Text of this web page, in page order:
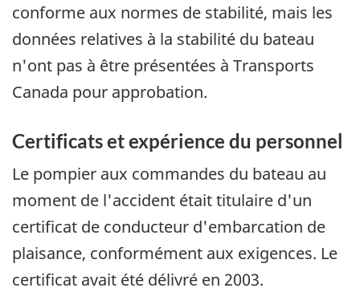
conforme aux normes de stabilité, mais les
données relatives à la stabilité du bateau
n'ont pas à être présentées à Transports
Canada pour approbation.
Certificats et expérience du personnel
Le pompier aux commandes du bateau au
moment de l'accident était titulaire d'un
certificat de conducteur d'embarcation de
plaisance, conformément aux exigences. Le
certificat avait été délivré en 2003.